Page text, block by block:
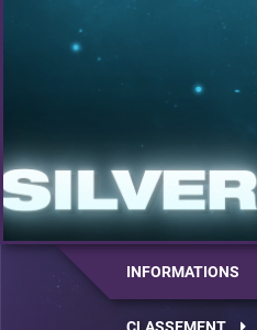
INFORMATIONS